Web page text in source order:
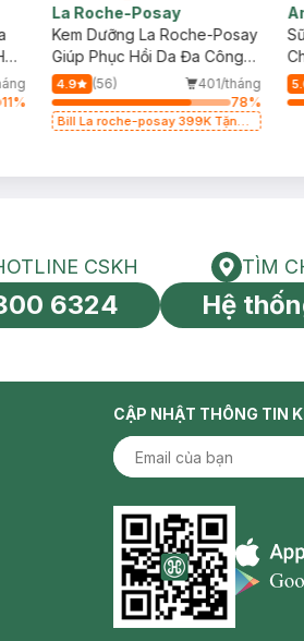
11%
La Roche-Posay
Kem Dưỡng La Roche-Posay
Giúp Phục Hồi Da Đa Công
Dụng 100ml
4.9 (56)
401/tháng
78%
Bill La roche-posay 399K Tặng
tín toàn cầu
HOTLINE CSKH
CSKH
6324
TÌM
Hệ
CẬP NHẬT THÔNG TIN